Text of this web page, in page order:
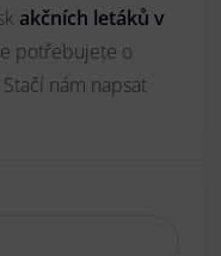
akčních letáků v
potřebujete o
nám napsat